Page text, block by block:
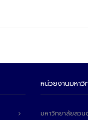
หน่วยงานมหาวิ
มหาวิทยาลัยสว